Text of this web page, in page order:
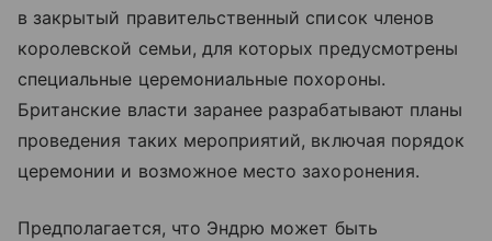
в закрытый правительственный список членов
королевской семьи, для которых предусмотрены
специальные церемониальные похороны.
Британские власти заранее разрабатывают планы
проведения таких мероприятий, включая порядок
церемонии и возможное место захоронения.
Предполагается, что Эндрю может быть